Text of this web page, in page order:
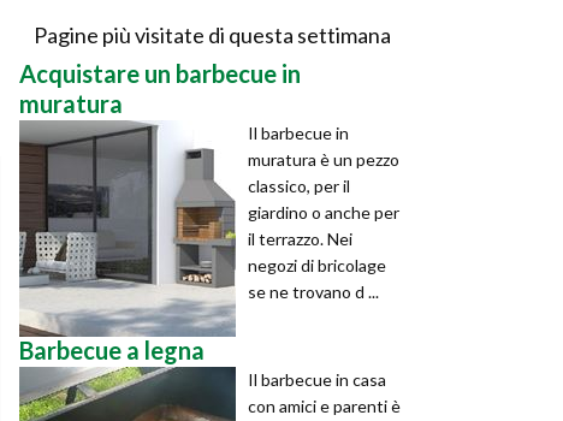
Pagine più visitate di questa settimana
Acquistare un barbecue in
muratura
Il barbecue in
muratura è un pezzo
classico, per il
giardino o anche per
il terrazzo. Nei
negozi di bricolage
se ne trovano d ...
Barbecue a legna
Il barbecue in casa
con amici e parenti è